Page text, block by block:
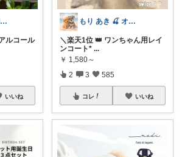
room_🪻2bb7d8bc05
ルコール
いいね
もり あき 🍒 オリ写強化中です♡◡̈
＼楽天1位 👑 ワンちゃん用レイ
ンコート* ...
￥ 1,580～
2 3 585
コレ いいね